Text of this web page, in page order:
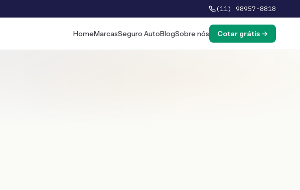
(11) 98957-8818
HomeMarcasSeguro AutoBlogSobre nós Cotar grátis →